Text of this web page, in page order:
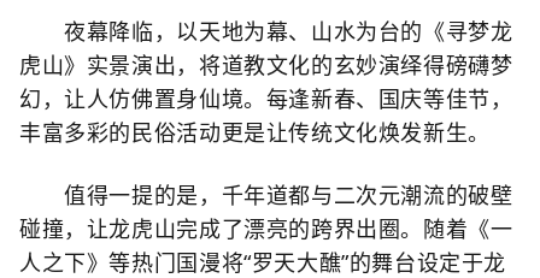
夜幕降临，以天地为幕、山水为台的《寻梦龙
虎山》实景演出，将道教文化的玄妙演绎得磅礴梦
幻，让人仿佛置身仙境。每逢新春、国庆等佳节，
丰富多彩的民俗活动更是让传统文化焕发新生。
值得一提的是，千年道都与二次元潮流的破壁
碰撞，让龙虎山完成了漂亮的跨界出圈。随着《一
人之下》等热门国漫将“罗天大醮”的舞台设定于龙